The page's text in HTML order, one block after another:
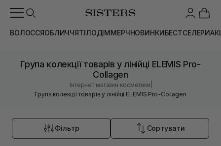
ВОЛОССЯОБЛИЧЧЯТІЛОДІММЕРЧНОВИНКИБЕСТСЕЛЕРИ
Група колекції товарів у лінійці ELEMIS Pro-
Collagen
Інтернет магазин косметики
Група колекції товарів у лінійці ELEMIS Pro-Collagen
Фільтр Сортувати